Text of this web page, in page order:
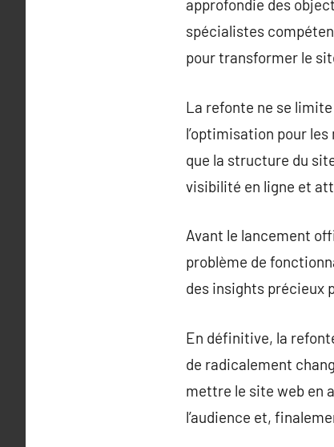
approfondie des
spécialistes
pour transformer le
La refonte ne se
l’optimisation pour
que la structure du
visibilité en ligne et
Avant le lancement
problème de
des insights précieux
En définitive, la
de radicalement
mettre le site web en
l’audience et,